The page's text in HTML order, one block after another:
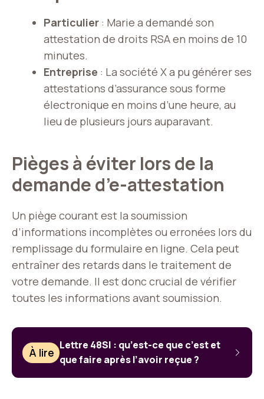
Particulier : Marie a demandé son
attestation de droits RSA en moins de 10
minutes.
Entreprise : La société X a pu générer ses
attestations d’assurance sous forme
électronique en moins d’une heure, au
lieu de plusieurs jours auparavant.
Pièges à éviter lors de la
demande d’e-attestation
Un piège courant est la soumission
d’informations incomplètes ou erronées lors du
remplissage du formulaire en ligne. Cela peut
entraîner des retards dans le traitement de
votre demande. Il est donc crucial de vérifier
toutes les informations avant soumission.
À lire
Lettre 48SI : qu’est-ce que c’est et
que faire après l’avoir reçue ?